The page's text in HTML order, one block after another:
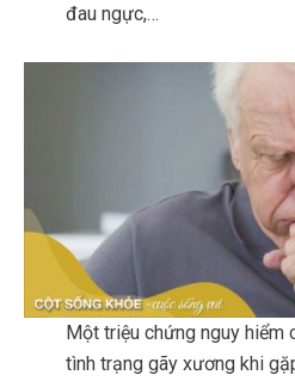
đau ngực,…
Một triệu chứng nguy hiểm
tình trạng gãy xương khi